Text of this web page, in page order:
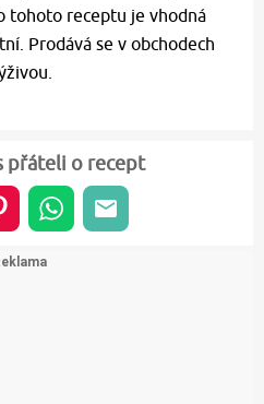
tohoto receptu je vhodná
Prodává se v obchodech
přáteli o recept